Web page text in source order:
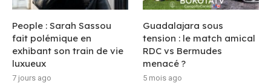
People : Sarah Sassou
fait polémique en
exhibant son train de vie
luxueux
7 jours ago
Guadalajara sous
tension : le match amical
RDC vs Bermudes
menacé ?
5 mois ago